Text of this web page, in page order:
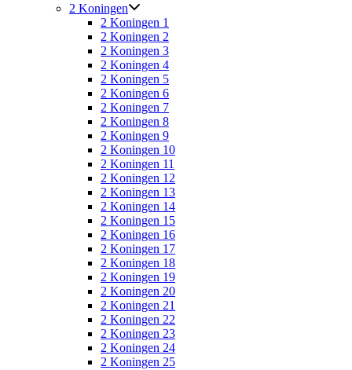
2 Koningen
2 Koningen 1
2 Koningen 2
2 Koningen 3
2 Koningen 4
2 Koningen 5
2 Koningen 6
2 Koningen 7
2 Koningen 8
2 Koningen 9
2 Koningen 10
2 Koningen 11
2 Koningen 12
2 Koningen 13
2 Koningen 14
2 Koningen 15
2 Koningen 16
2 Koningen 17
2 Koningen 18
2 Koningen 19
2 Koningen 20
2 Koningen 21
2 Koningen 22
2 Koningen 23
2 Koningen 24
2 Koningen 25